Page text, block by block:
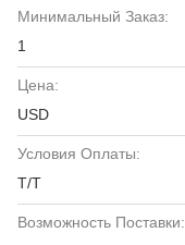
Минимальный Заказ:
1
Цена:
USD
Условия Оплаты:
T/T
Возможность Поставки: